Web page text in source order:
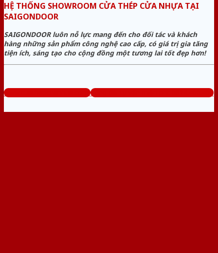
HỆ THỐNG SHOWROOM CỬA THÉP CỬA NHỰA TẠI
SAIGONDOOR
SAIGONDOOR luôn nỗ lực mang đến cho đối tác và khách
hàng những sản phẩm công nghệ cao cấp, có giá trị gia tăng
tiện ích, sáng tạo cho cộng đồng một tương lai tốt đẹp hơn!
www.cuathepcuanhua.com Tổng đài tư vấn miễn phí: 0824.400.400